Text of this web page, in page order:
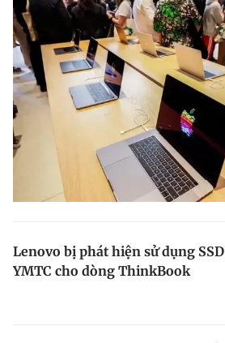
Lenovo bị phát hiện sử dụng SSD
YMTC cho dòng ThinkBook